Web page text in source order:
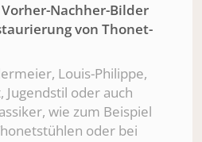
Nachher-Bilder
von Thonet-
Louis-Philippe,
Jugendstil oder auch
wie zum Beispiel
oder bei